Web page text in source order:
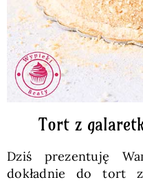
Tort z
Dziś prezentuję
dokładnie do tort